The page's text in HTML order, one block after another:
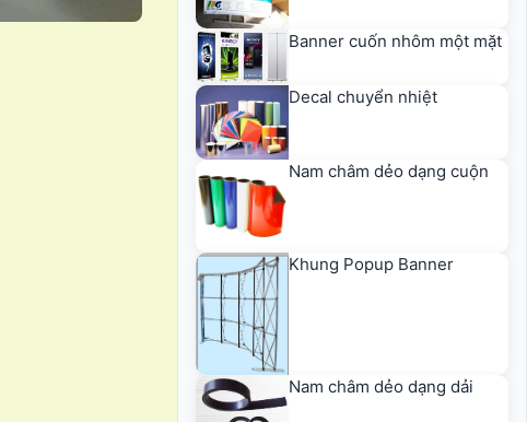
Banner cuốn nhôm một mặt
Decal chuyển nhiệt
Nam châm dẻo dạng cuộn
Khung Popup Banner
Nam châm dẻo dạng dải